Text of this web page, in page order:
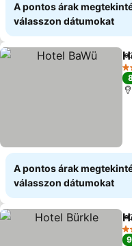
A pontos árak
válasszon dátumokat
2
A pontos árak
válasszon dátumokat
3